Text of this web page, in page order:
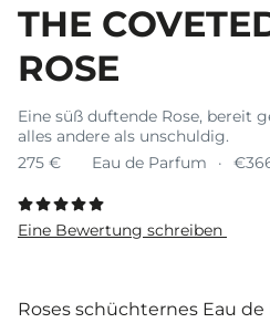
THE
ROSE
Eine süß duftende Rose, bereit
alles andere als unschuldig.
275 €
Eau de Parfum
Eine Bewertung schreiben
Roses schüchternes Eau